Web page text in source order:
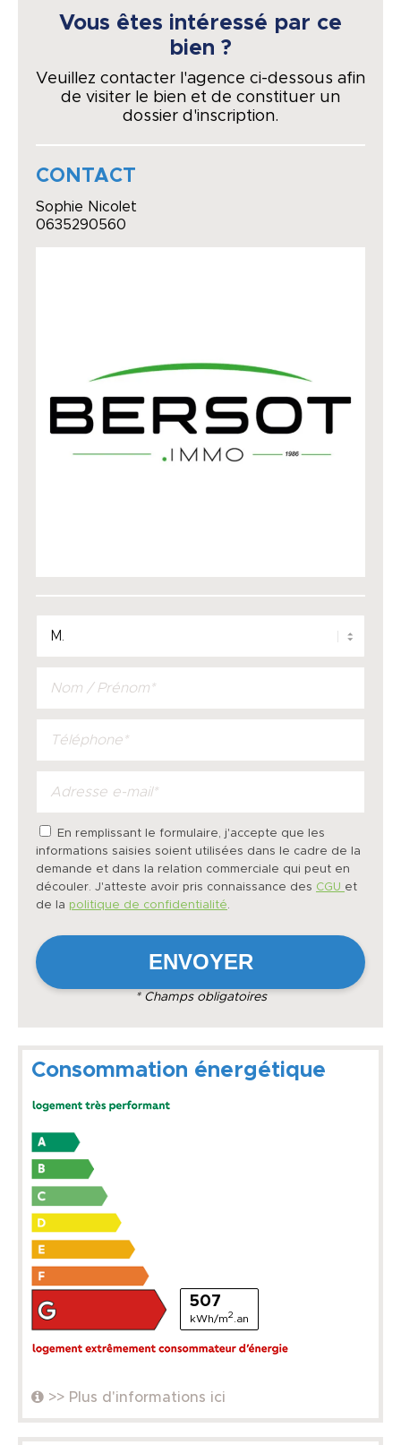
Vous êtes intéressé par ce
bien ?
Veuillez contacter l'agence ci-dessous afin
de visiter le bien et de constituer un
dossier d'inscription.
CONTACT
Sophie Nicolet
0635290560
En remplissant le formulaire, j'accepte que les
informations saisies soient utilisées dans le cadre de la
demande et dans la relation commerciale qui peut en
découler. J'atteste avoir pris connaissance des CGU et
de la politique de confidentialité.
* Champs obligatoires
Consommation énergétique
507
kWh/m2 .an
>> Plus d'informations ici